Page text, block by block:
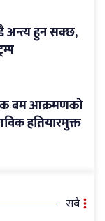
अन्त्य हुन सक्छ,
बम आक्रमणको
हतियारमुक्त
सबै